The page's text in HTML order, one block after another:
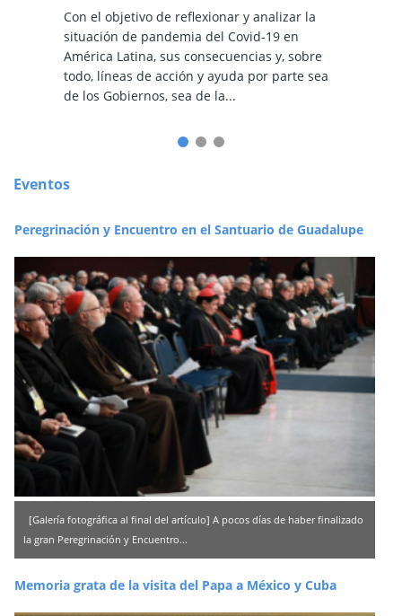
Con el objetivo de reflexionar y analizar la
situación de pandemia del Covid-19 en
América Latina, sus consecuencias y, sobre
todo, líneas de acción y ayuda por parte sea
de los Gobiernos, sea de la...
Eventos
Peregrinación y Encuentro en el Santuario de Guadalupe
[Galería fotográfica al final del artículo] A pocos días de haber finalizado
la gran Peregrinación y Encuentro...
Memoria grata de la visita del Papa a México y Cuba